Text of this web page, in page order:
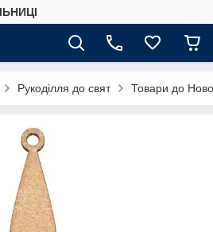
Рукоділля до свят Товари до